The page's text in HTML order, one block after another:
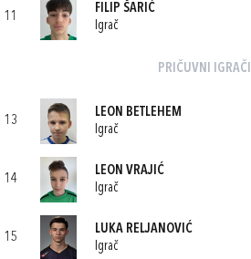
11
FILIP ŠARIĆ
Igrač
PRIČUVNI IGRAČI
13
LEON BETLEHEM
Igrač
14
LEON VRAJIĆ
Igrač
15
LUKA RELJANOVIĆ
Igrač